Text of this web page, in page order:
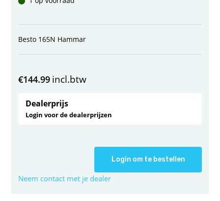
Besto 165N Hammar
€144.99 incl.btw
Dealerprijs
Login voor de dealerprijzen
Login om te bestellen
Neem contact met je dealer